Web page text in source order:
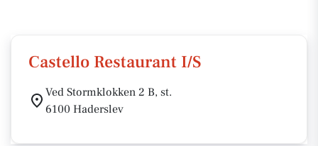
Castello Restaurant I/S
Ved Stormklokken 2 B, st.
6100 Haderslev